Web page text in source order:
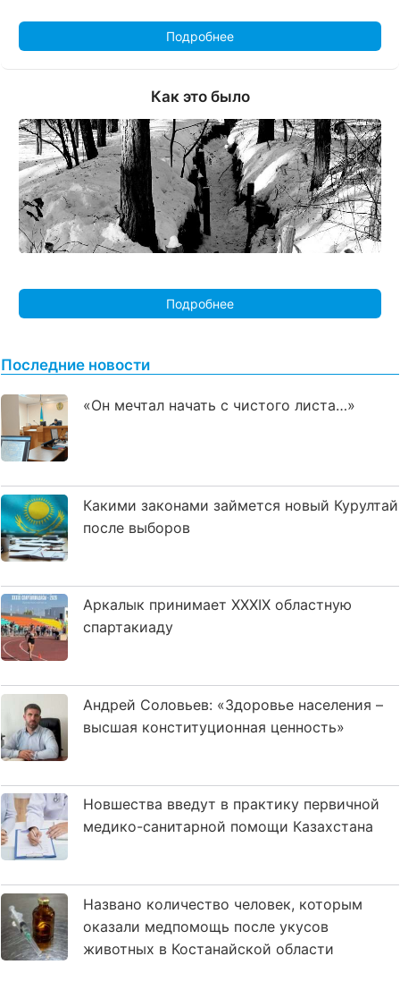
Подробнее
Как это было
Подробнее
Последние новости
«Он мечтал начать с чистого листа…»
Какими законами займется новый Курултай
после выборов
Аркалык принимает XXXIX областную
спартакиаду
Андрей Соловьев: «Здоровье населения –
высшая конституционная ценность»
Новшества введут в практику первичной
медико-санитарной помощи Казахстана
Названо количество человек, которым
оказали медпомощь после укусов
животных в Костанайской области